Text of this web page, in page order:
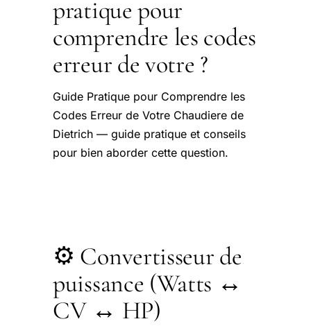
pratique pour
comprendre les codes
erreur de votre ?
Guide Pratique pour Comprendre les
Codes Erreur de Votre Chaudiere de
Dietrich — guide pratique et conseils
pour bien aborder cette question.
⚙️ Convertisseur de
puissance (Watts ↔
CV ↔ HP)